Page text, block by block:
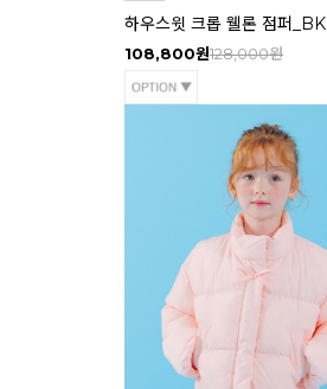
하우스윗 크롭 웰론 점퍼_BK
108,800원128,000원